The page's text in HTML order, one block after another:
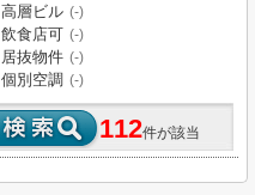
高層ビル (-)
飲食店可 (-)
居抜物件 (-)
個別空調 (-)
112件が該当